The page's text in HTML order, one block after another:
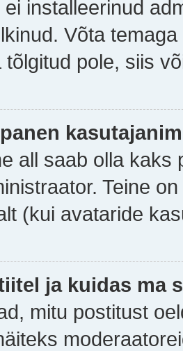
installeerinud
Võta
pole, siis
all saab olla kaks
Teine
(kui avataride
ja kuidas ma
mitu postitust